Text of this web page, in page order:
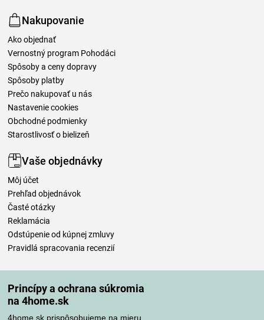
Princípy a ochrana súkromia
na 4home.sk
4home.sk prispôsobujeme na mieru
Nakupovanie
Ako objednať
Vernostný program Pohodáci
Spôsoby a ceny dopravy
Spôsoby platby
Prečo nakupovať u nás
Nastavenie cookies
Obchodné podmienky
Starostlivosť o bielizeň
Vaše objednávky
Môj účet
Prehľad objednávok
Časté otázky
Reklamácia
Odstúpenie od kúpnej zmluvy
Pravidlá spracovania recenzií